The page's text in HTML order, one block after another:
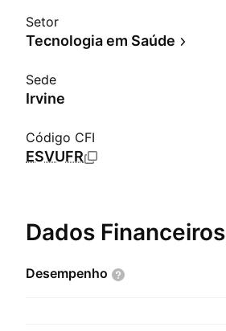
Setor
Tecnologia em Saúde
Sede
Irvine
Código CFI
ESVUFR
Dados Financeiros
Desempenho